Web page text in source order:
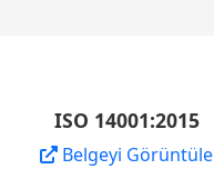
ISO 14001:2015
Belgeyi Görüntüle